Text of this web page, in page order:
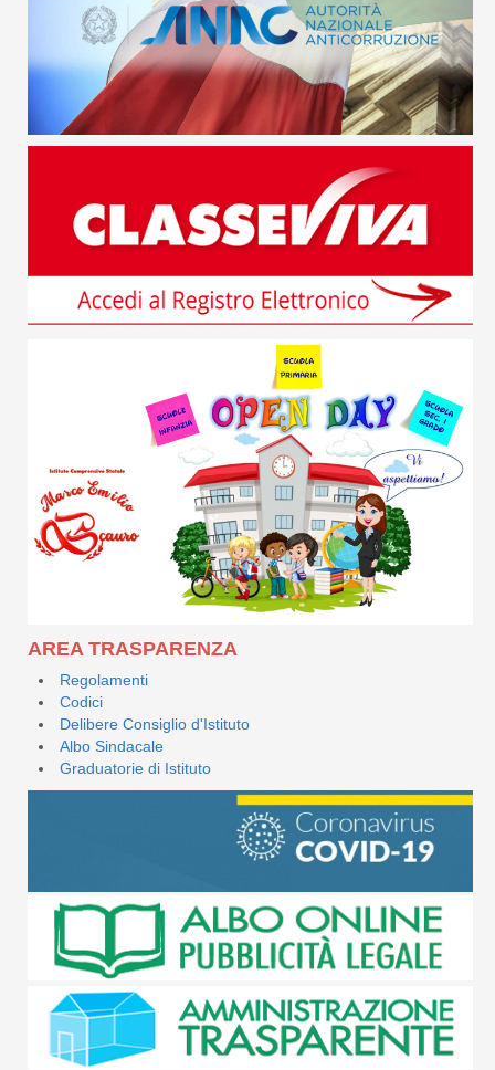
AREA TRASPARENZA
Regolamenti
Codici
Delibere Consiglio d'Istituto
Albo Sindacale
Graduatorie di Istituto